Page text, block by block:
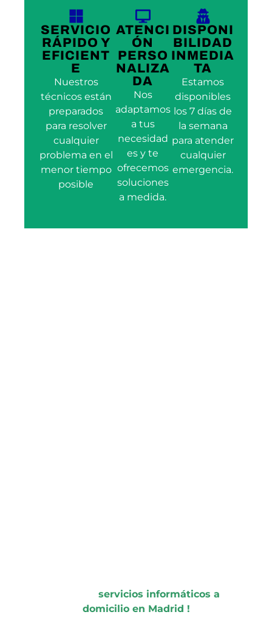
SERVICIO
RÁPIDO Y
EFICIENT
E
Nuestros
técnicos están
preparados
para resolver
cualquier
problema en el
menor tiempo
posible
ATENCI
ÓN
PERSO
NALIZA
DA
Nos
adaptamos
a tus
necesidad
es y te
ofrecemos
soluciones
a medida.
DISPONI
BILIDAD
INMEDIA
TA
Estamos
disponibles
los 7 días de
la semana
para atender
cualquier
emergencia.
servicios informáticos a
domicilio en Madrid !